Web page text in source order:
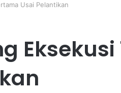
Usai Pelantikan
Eksekusi